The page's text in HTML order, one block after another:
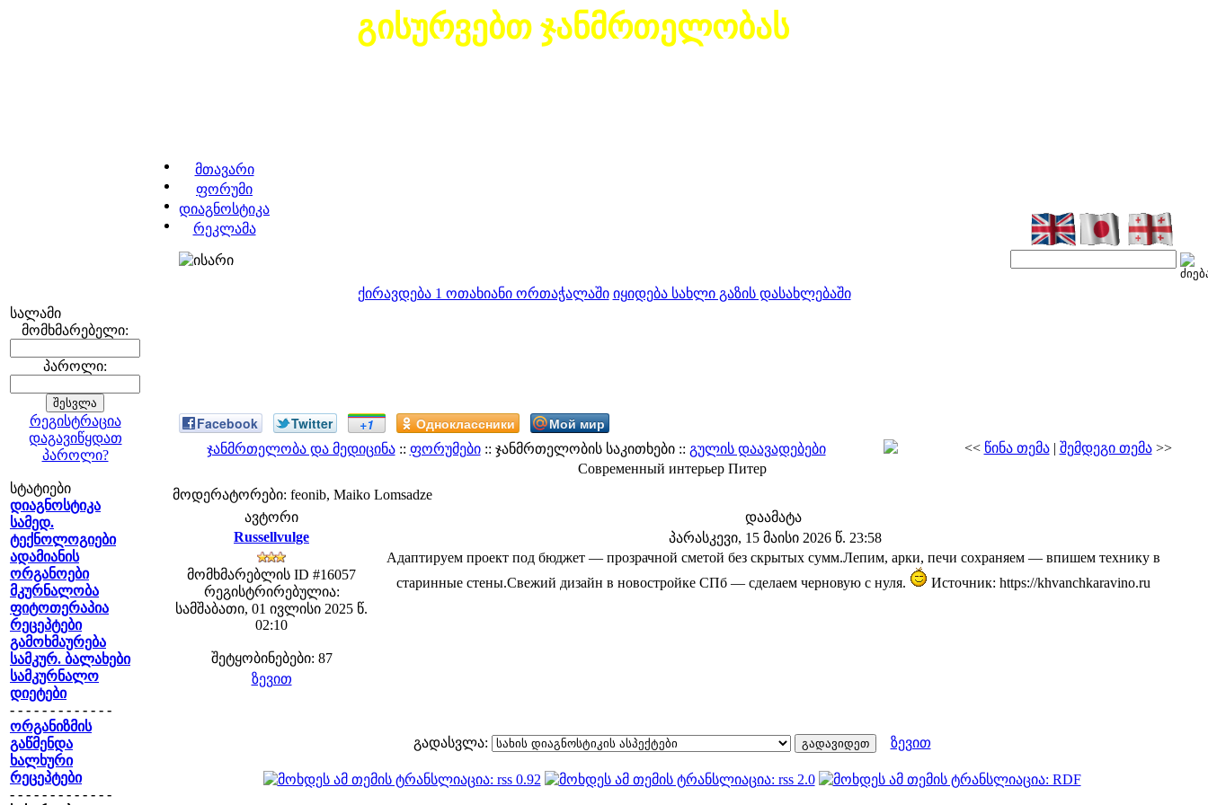
გისურვებთ ჯანმრთელობას
მთავარი
ფორუმი
დიაგნოსტიკა
რეკლამა
ქირავდება 1 ოთახიანი ორთაჭალაში იყიდება სახლი გაზის დასახლებაში
სალამი
მომხმარებელი:
პაროლი:
რეგისტრაცია
დაგავიწყდათ
პაროლი?
სტატიები
დიაგნოსტიკა
სამედ.
ტექნოლოგიები
ადამიანის
ორგანოები
მკურნალობა
ფიტოთერაპია
რეცეპტები
გამოხმაურება
სამკურ. ბალახები
სამკურნალო
დიეტები
- - - - - - - - - - - - -
ორგანიზმის
გაწმენდა
ხალხური
რეცეპტები
- - - - - - - - - - - - -
Facebook Twitter +1 Одноклассники Мой мир
ჯანმრთელობა და მედიცინა:: ფორუმები:: ჯანმრთელობის საკითხები :: გულის დაავადებები << წინა თემა| შემდეგი თემა>>
Современный интерьер Питер
მოდერატორები: feonib, Maiko Lomsadze
ავტორი
დაამატა
Russellvulge
პარასკევი, 15 მაისი 2026 წ. 23:58
მომხმარებლის ID #16057
რეგისტრირებულია:
სამშაბათი, 01 ივლისი 2025 წ.
02:10
შეტყობინებები: 87
Адаптируем проект под бюджет — прозрачной сметой без скрытых сумм.Лепим, арки, печи сохраняем — впишем технику в
старинные стены.Свежий дизайн в новостройке СПб — сделаем черновую с нуля.
Источник: https://khvanchkaravino.ru
ზევით
გადასვლა: ზევით